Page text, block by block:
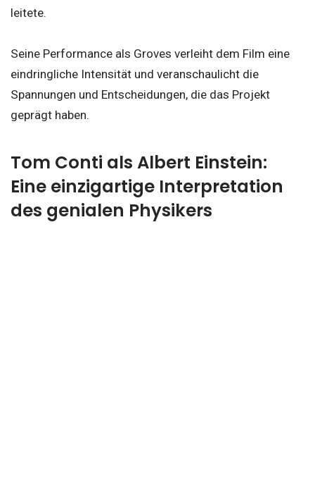
leitete.
Seine Performance als Groves verleiht dem Film eine
eindringliche Intensität und veranschaulicht die
Spannungen und Entscheidungen, die das Projekt
geprägt haben.
Tom Conti als Albert Einstein:
Eine einzigartige Interpretation
des genialen Physikers